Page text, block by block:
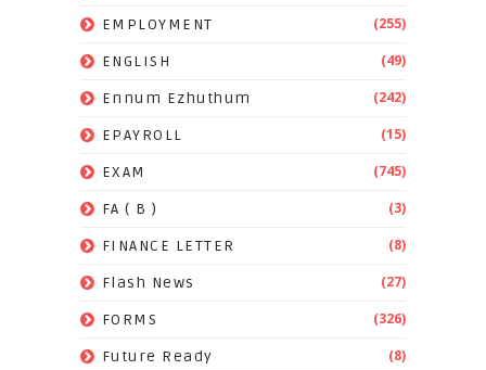
EMPLOYMENT (255)
ENGLISH (49)
Ennum Ezhuthum (242)
EPAYROLL (15)
EXAM (745)
FA ( B ) (3)
FINANCE LETTER (8)
Flash News (27)
FORMS (326)
Future Ready (8)